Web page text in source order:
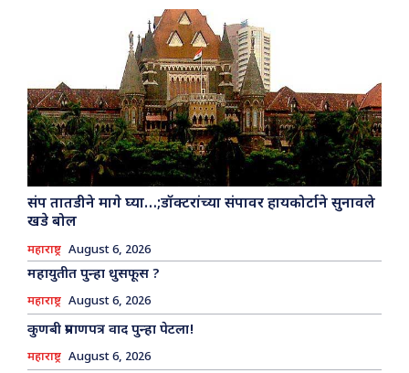
संप तातडीने मागे घ्या…;डॉक्टरांच्या संपावर हायकोर्टाने सुनावले
खडे बोल
महाराष्ट्र August 6, 2026
महायुतीत पुन्हा धुसफूस ?
महाराष्ट्र August 6, 2026
कुणबी प्रमाणपत्र वाद पुन्हा पेटला!
महाराष्ट्र August 6, 2026